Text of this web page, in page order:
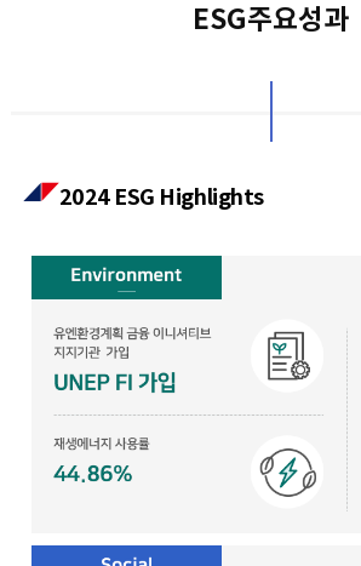
ESG주요성과
2024 ESG Highlights